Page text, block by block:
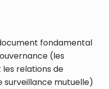
fondamental
(les
les relations de
surveillance mutuelle)